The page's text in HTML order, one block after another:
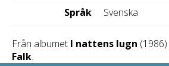
Språk
Svenska
Från albumet I nattens lugn
Falk.